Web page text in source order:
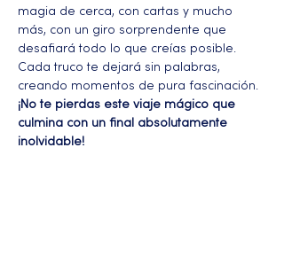
magia de cerca, con cartas y mucho
más, con un giro sorprendente que
desafiará todo lo que creías posible.
Cada truco te dejará sin palabras,
creando momentos de pura fascinación.
¡No te pierdas este viaje mágico que
culmina con un final absolutamente
inolvidable!